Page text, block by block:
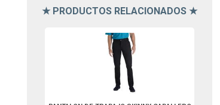
★ PRODUCTOS RELACIONADOS ★